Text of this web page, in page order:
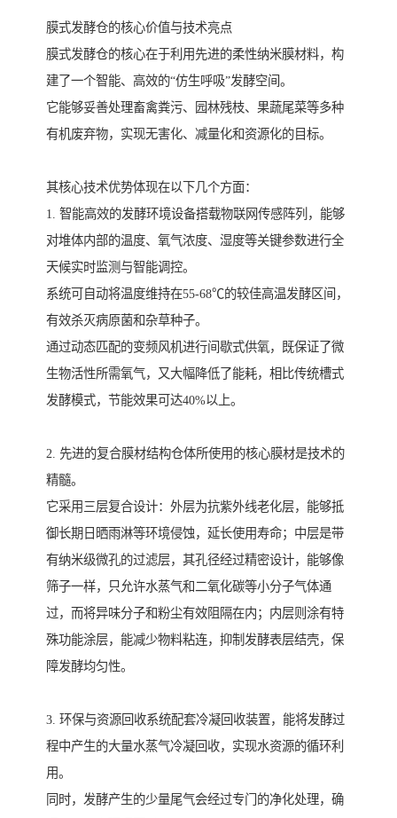
膜式发酵仓的核心价值与技术亮点
膜式发酵仓的核心在于利用先进的柔性纳米膜材料，构
建了一个智能、高效的“仿生呼吸”发酵空间。
它能够妥善处理畜禽粪污、园林残枝、果蔬尾菜等多种
有机废弃物，实现无害化、减量化和资源化的目标。
其核心技术优势体现在以下几个方面：
1. 智能高效的发酵环境设备搭载物联网传感阵列，能够
对堆体内部的温度、氧气浓度、湿度等关键参数进行全
天候实时监测与智能调控。
系统可自动将温度维持在55-68℃的较佳高温发酵区间，
有效杀灭病原菌和杂草种子。
通过动态匹配的变频风机进行间歇式供氧，既保证了微
生物活性所需氧气，又大幅降低了能耗，相比传统槽式
发酵模式，节能效果可达40%以上。
2. 先进的复合膜材结构仓体所使用的核心膜材是技术的
精髓。
它采用三层复合设计：外层为抗紫外线老化层，能够抵
御长期日晒雨淋等环境侵蚀，延长使用寿命；中层是带
有纳米级微孔的过滤层，其孔径经过精密设计，能够像
筛子一样，只允许水蒸气和二氧化碳等小分子气体通
过，而将异味分子和粉尘有效阻隔在内；内层则涂有特
殊功能涂层，能减少物料粘连，抑制发酵表层结壳，保
障发酵均匀性。
3. 环保与资源回收系统配套冷凝回收装置，能将发酵过
程中产生的大量水蒸气冷凝回收，实现水资源的循环利
用。
同时，发酵产生的少量尾气会经过专门的净化处理，确